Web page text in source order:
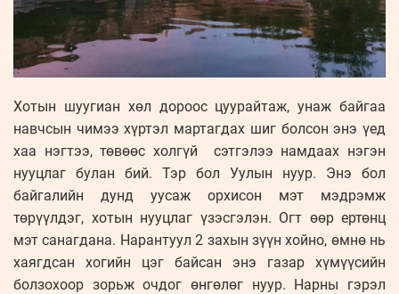
Хотын шуугиан хөл дороос цуурайтаж, унаж байгаа
навчсын чимээ хүртэл мартагдах шиг болсон энэ үед
хаа нэгтээ, төвөөс холгүй сэтгэлээ намдаах нэгэн
нууцлаг булан бий. Тэр бол Уулын нуур. Энэ бол
байгалийн дунд уусаж орхисон мэт мэдрэмж
төрүүлдэг, хотын нууцлаг үзэсгэлэн. Огт өөр ертөнц
мэт санагдана. Нарантуул 2 захын зүүн хойно, өмнө нь
хаягдсан хогийн цэг байсан энэ газар хүмүүсийн
болзохоор зорьж очдог өнгөлөг нуур. Нарны гэрэл